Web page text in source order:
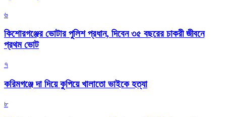
৬
কিশোরগঞ্জের ভোটার পুলিশ প্রধান, দিবেন ৩৫ বছরের চাকরী জীবনে
প্রথম ভোট
৭
করিমগঞ্জে দা দিয়ে কুপিয়ে খালাতো ভাইকে হত্যা
৮